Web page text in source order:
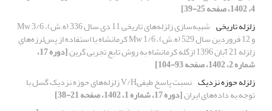
4، 1402، صفحه 25-39]
زلزله تاریخی
شبیه‌سازی زلزله‌های تاریخی 11 دی سال 336 (ه.ش)، 3/6 Mw
و 12 فروردین سال 529 (ه.ش)، 1/6 Mw کرمانشاه با استفاده از پس‌لرزه‌های
زلزله 21 آبان 1396 ازگله کرمانشاه به روش تابع تجربی گرین [دوره 17،
شماره 2، 1402، صفحه 93-104]
زلزله حوزه نزدیک
نسبت پاسخ طیفیV/H زلزله‌های حوزه نزدیک گسل با
توجه به داده‌های ایران[دوره 17، شماره 1، 1402، صفحه 21-38]